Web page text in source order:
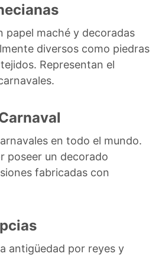
papel maché y decoradas
diversos como piedras
Representan el
en todo el mundo.
poseer un decorado
fabricadas con
antigüedad por reyes y